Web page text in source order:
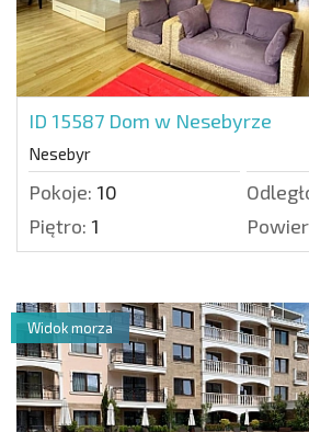
ID 15587 Dom w Nesebyrze
Nesebyr
Pokoje: 10
Piętro: 1
Widok morza